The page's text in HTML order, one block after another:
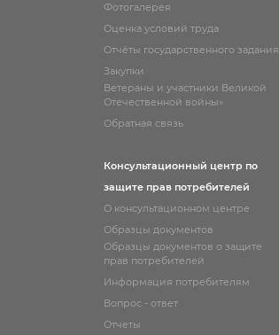
Фотогалерея
Оценка условий труда
Отчёты государственного задания
Закупки
Ветераны и участники Великой
Отечественной войны»
Обратная связь
Консультационный центр по
защите прав потребителей
О консультационном центре
Образцы документов
Образцы документов о защите
прав потребителей
Информация потребителям
Вопрос - ответ
Отчеты